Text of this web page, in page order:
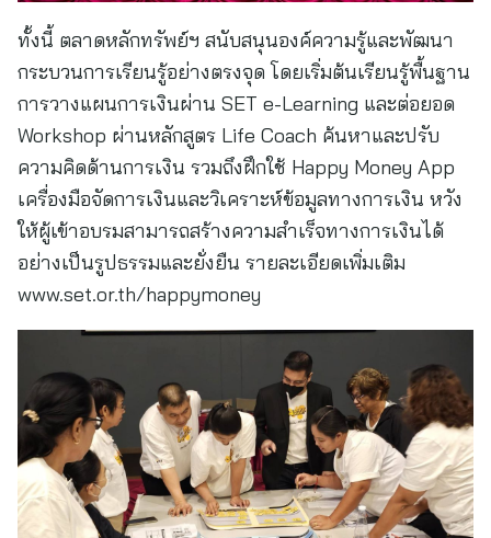
ทั้งนี้ ตลาดหลักทรัพย์ฯ สนับสนุนองค์ความรู้และพัฒนา
กระบวนการเรียนรู้อย่างตรงจุด โดยเริ่มต้นเรียนรู้พื้นฐาน
การวางแผนการเงินผ่าน SET e-Learning และต่อยอด
Workshop ผ่านหลักสูตร Life Coach ค้นหาและปรับ
ความคิดด้านการเงิน รวมถึงฝึกใช้ Happy Money App
เครื่องมือจัดการเงินและวิเคราะห์ข้อมูลทางการเงิน หวัง
ให้ผู้เข้าอบรมสามารถสร้างความสำเร็จทางการเงินได้
อย่างเป็นรูปธรรมและยั่งยืน รายละเอียดเพิ่มเติม
www.set.or.th/happymoney